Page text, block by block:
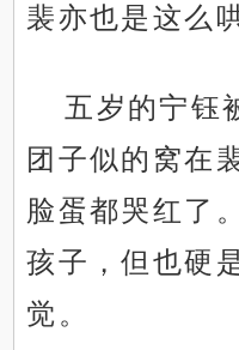
裴亦也是这么
五岁的宁钰
团子似的窝在
脸蛋都哭红了
孩子，但也硬
觉。